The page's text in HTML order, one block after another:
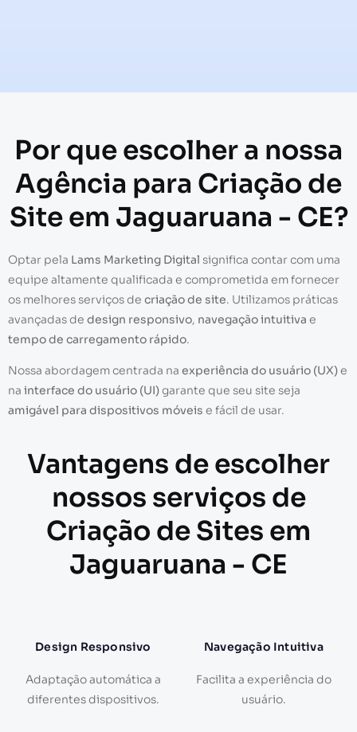
Por que escolher a nossa
Agência para Criação de
Site em Jaguaruana - CE?
Optar pela Lams Marketing Digital significa contar com uma
equipe altamente qualificada e comprometida em fornecer
os melhores serviços de criação de site. Utilizamos práticas
avançadas de design responsivo, navegação intuitiva e
tempo de carregamento rápido.
Nossa abordagem centrada na experiência do usuário (UX)e
na interface do usuário (UI)garante que seu site seja
amigável para dispositivos móveis e fácil de usar.
Vantagens de escolher
nossos serviços de
Criação de Sites em
Jaguaruana - CE
Design Responsivo
Adaptação automática a
diferentes dispositivos.
Navegação Intuitiva
Facilita a experiência do
usuário.